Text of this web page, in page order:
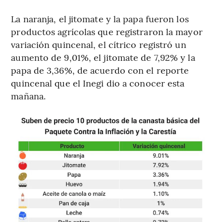
La naranja, el jitomate y la papa fueron los
productos agrícolas que registraron la mayor
variación quincenal, el cítrico registró un
aumento de 9,01%, el jitomate de 7,92% y la
papa de 3,36%, de acuerdo con el reporte
quincenal que el Inegi dio a conocer esta
mañana.